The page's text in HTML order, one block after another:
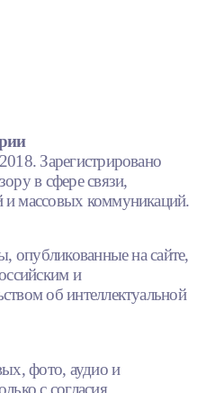
Зарегистрировано
в сфере связи,
массовых коммуникаций.
опубликованные на сайте,
и
об интеллектуальной
фото, аудио и
с согласия